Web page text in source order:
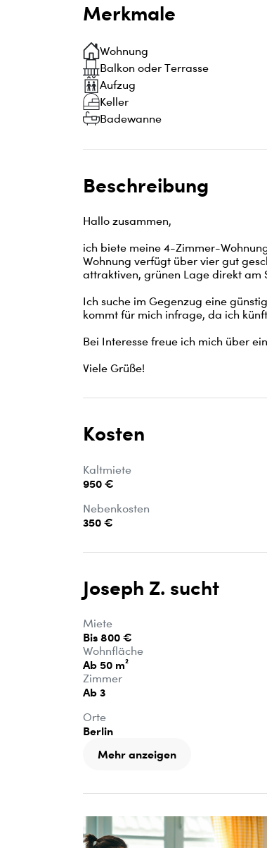
Merkmale
Wohnung
Balkon oder Terrasse
Aufzug
Keller
Badewanne
Beschreibung
Hallo zusammen,
ich biete meine 4-Zimmer-
Wohnung verfügt über vier gut
attraktiven, grünen Lage direkt am
Ich suche im Gegenzug eine
kommt für mich infrage, da ich
Bei Interesse freue ich mich über
Viele Grüße!
Kosten
Kaltmiete
950 €
Nebenkosten
350 €
Joseph Z. sucht
Miete
Bis 800 €
Wohnfläche
Ab 50 m²
Zimmer
Ab 3
Orte
Berlin
Mehr anzeigen